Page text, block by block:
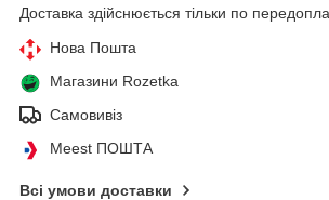
Доставка здійснюється тільки по
Нова Пошта
Магазини Rozetka
Самовивіз
Meest ПОШТА
Всі умови доставки